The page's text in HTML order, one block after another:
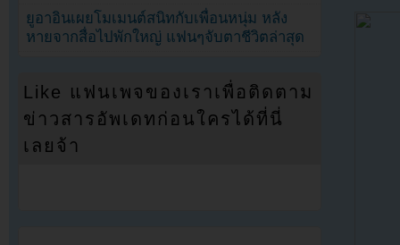
ยูอาอินเผยโมเมนต์สนิทกับเพื่อนหนุ่ม หลัง
หายจากสื่อไปพักใหญ่ แฟนๆจับตาชีวิตล่าสุด
Like แฟนเพจของเราเพื่อติดตาม
ข่าวสารอัพเดทก่อนใครได้ที่นี่
เลยจ้า